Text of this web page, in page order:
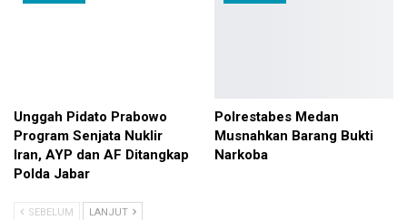
Unggah Pidato Prabowo
Program Senjata Nuklir
Iran, AYP dan AF Ditangkap
Polda Jabar
Polrestabes Medan
Musnahkan Barang Bukti
Narkoba
SEBELUM LANJUT